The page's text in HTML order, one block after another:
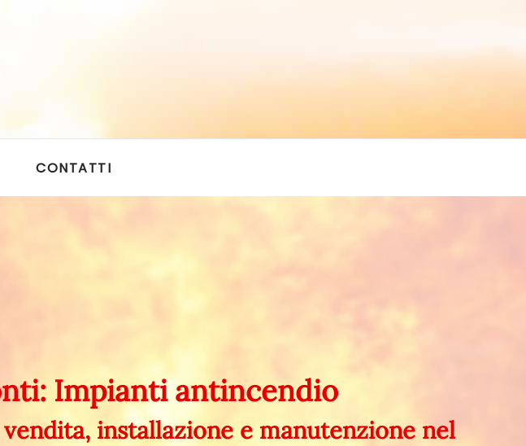
CONTATTI
Impianti antincendio
installazione e manutenzione nel